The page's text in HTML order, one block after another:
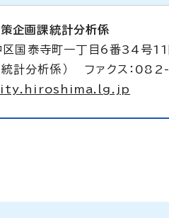
企画課統計分析係
泰寺町一丁目6番34号11
計分析係） ファクス：